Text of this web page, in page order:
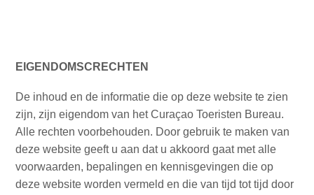
EIGENDOMSCRECHTEN
De inhoud en de informatie die op deze website te zien
zijn, zijn eigendom van het Curaçao Toeristen Bureau.
Alle rechten voorbehouden. Door gebruik te maken van
deze website geeft u aan dat u akkoord gaat met alle
voorwaarden, bepalingen en kennisgevingen die op
deze website worden vermeld en die van tijd tot tijd door
bekijken, klik op het